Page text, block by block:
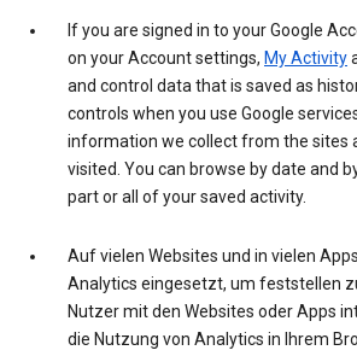
If you are signed in to your Google
on your Account settings, My Activity
and control data that is saved as
controls when you use Google
information we collect from the sites
visited. You can browse by date and
part or all of your saved activity.
Auf vielen Websites und in vielen
Analytics eingesetzt, um feststellen
Nutzer mit den Websites oder Apps
die Nutzung von Analytics in Ihrem